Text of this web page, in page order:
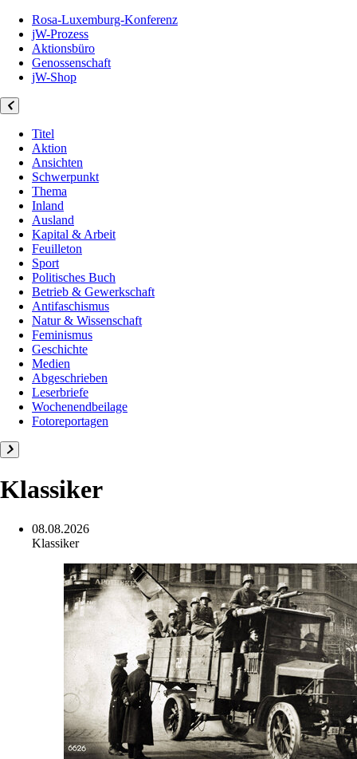
Rosa-Luxemburg-Konferenz
jW-Prozess
Aktionsbüro
Genossenschaft
jW-Shop
Titel
Aktion
Ansichten
Schwerpunkt
Thema
Inland
Ausland
Kapital & Arbeit
Feuilleton
Sport
Politisches Buch
Betrieb & Gewerkschaft
Antifaschismus
Natur & Wissenschaft
Feminismus
Geschichte
Medien
Abgeschrieben
Leserbriefe
Wochenendbeilage
Fotoreportagen
Klassiker
08.08.2026
Klassiker